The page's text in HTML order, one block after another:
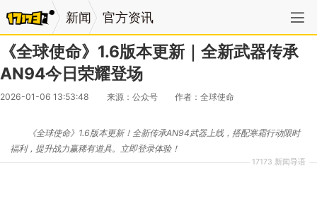
新闻 官方资讯
《全球使命》1.6版本更新｜全新武器传承
AN94今日荣耀登场
2026-01-06 13:53:48 来源：公众号 作者：全球使命
17173 新闻导语
《全球使命》1.6版本更新！全新传承AN94武器上线，搭配寒霜行动限时
福利，提升战力赢稀有道具。立即登录体验！